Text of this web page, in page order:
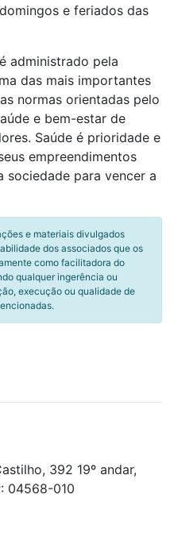
e feriados das
administrado pela
das mais importantes
normas orientadas pelo
e bem-estar de
Saúde é prioridade e
empreendimentos
para vencer a
e materiais divulgados
dos associados que os
como facilitadora do
qualquer ingerência ou
execução ou qualidade de
392 19º andar,
04568-010